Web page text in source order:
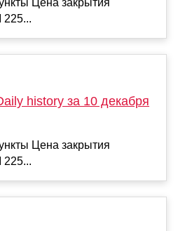
Цена закрытия
225...
history за 10 декабря
Цена закрытия
225...